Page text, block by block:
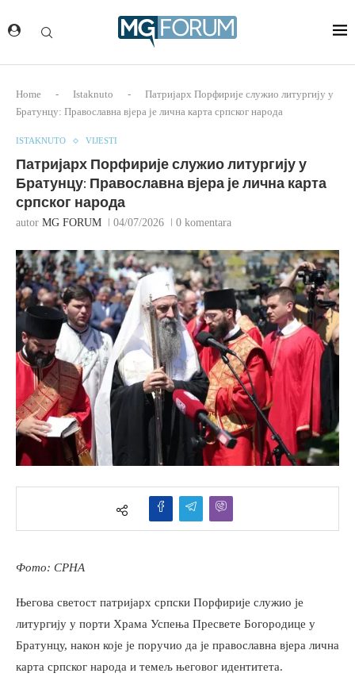
Home - Istaknuto -
Патријарх Порфирије служио литургију у
Братунцу: Православна вјера је лична карта српског народа
ISTAKNUTO VIJESTI
Патријарх Порфирије служио литургију у
Братунцу: Православна вјера је лична карта
српског народа
autor MG FORUM 04/07/2026 0 komentara
Фото: СРНА
Његова светост патријарх српски Порфирије служио је
литургију у порти Храма Успења Пресвете Богородице у
Братунцу, након које је поручио да је православна вјера лична
карта српског народа и темељ његовог идентитета.